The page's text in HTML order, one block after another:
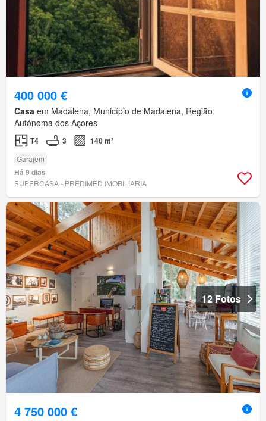
400 000 €
Casa em Madalena, Município de Madalena, Região
Autónoma dos Açores
T4 3 140 m²
Garajem
Há 9 dias
SUPERCASA - PREDIMED IMOBILÍARIA
12 Fotos
4 750 000 €